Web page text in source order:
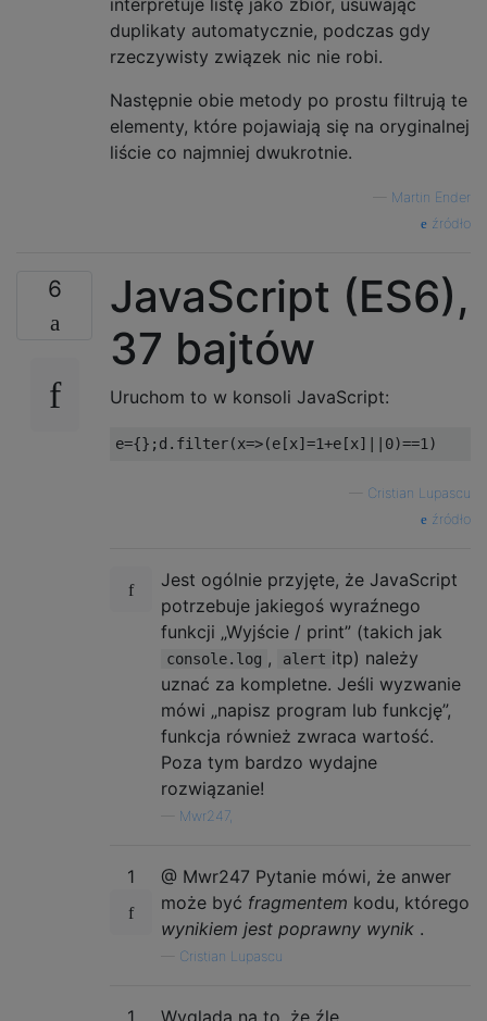
interpretuje listę jako zbiór, usuwając
duplikaty automatycznie, podczas gdy
rzeczywisty związek nic nie robi.
Następnie obie metody po prostu filtrują te
elementy, które pojawiają się na oryginalnej
liście co najmniej dwukrotnie.
Martin Ender
źródło
6
JavaScript (ES6),
37 bajtów
Uruchom to w konsoli JavaScript:
e={}; d . filter(x=>(e [x]=1+e [x]|| 0)==1 )
Cristian Lupascu
źródło
Jest ogólnie przyjęte, że JavaScript
potrzebuje jakiegoś wyraźnego
funkcji „Wyjście / print” (takich jak
console.log , alert itp) należy
uznać za kompletne. Jeśli wyzwanie
mówi „napisz program lub funkcję”,
funkcja również zwraca wartość.
Poza tym bardzo wydajne
rozwiązanie!
Mwr247,
1
@ Mwr247 Pytanie mówi, że anwer
może być fragmentem kodu, którego
wynikiem jest poprawny wynik .
Cristian Lupascu
1 Wygląda na to, że źle